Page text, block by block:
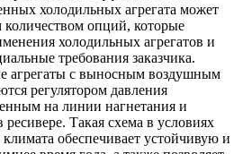
холодильных агрегата может
опций, которые
холодильных агрегатов и
требования заказчика.
агрегаты с выносным воздушным
регулятором давления
на линии нагнетания и
ресивере. Такая схема в условиях
обеспечивает устойчивую и